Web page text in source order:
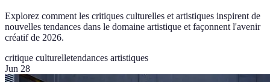
Explorez comment les critiques culturelles et artistiques inspirent de
nouvelles tendances dans le domaine artistique et façonnent l'avenir
créatif de 2026.
critique culturelletendances artistiques
Jun 28